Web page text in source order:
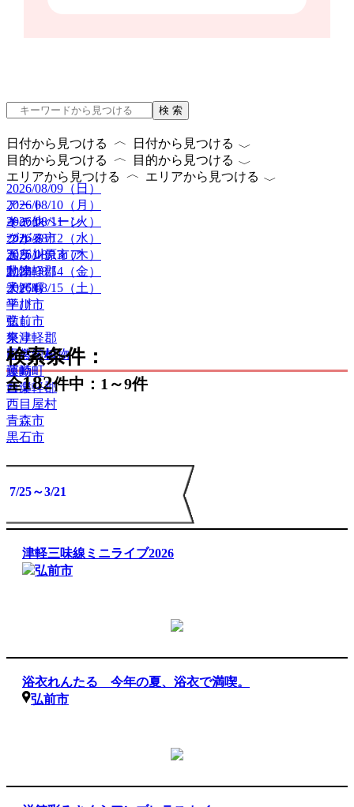
検 索
日付から見つける 〈 日付から見つける 〈
2026/08/09（日）
2026/08/10（月）
2026/08/11（火）
2026/08/12（水）
2026/08/13（木）
2026/08/14（金）
2026/08/15（土）
目的から見つける 〈 目的から見つける 〈
アート
キャンペーン
グルメ
ボランティア
動物
子ども
学び
癒し
祭り
自然・植物
運動
音楽
エリアから見つける 〈 エリアから見つける 〈
その他
つがる市
五所川原市
北津軽郡
大鰐町
平川市
弘前市
東津軽郡
田舎館村
藤崎町
西津軽郡
西目屋村
青森市
黒石市
検索条件：
全182件中：1～9件
5/5～10/25
津軽三味線ミニライブ2026
弘前市
6/1～8/31
浴衣れんたる 今年の夏、浴衣で満喫。
弘前市
7/1～8/31
7/11～8/16
7/17～8/30
7/18～8/16
7/18～8/30
7/24～8/30
7/25～3/21